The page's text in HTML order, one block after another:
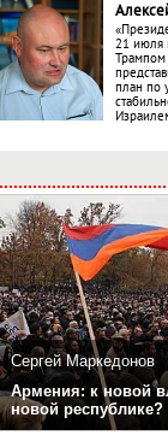
21 июля
план по
Сергей Маркедонов
Армения: к новой
новой республике?